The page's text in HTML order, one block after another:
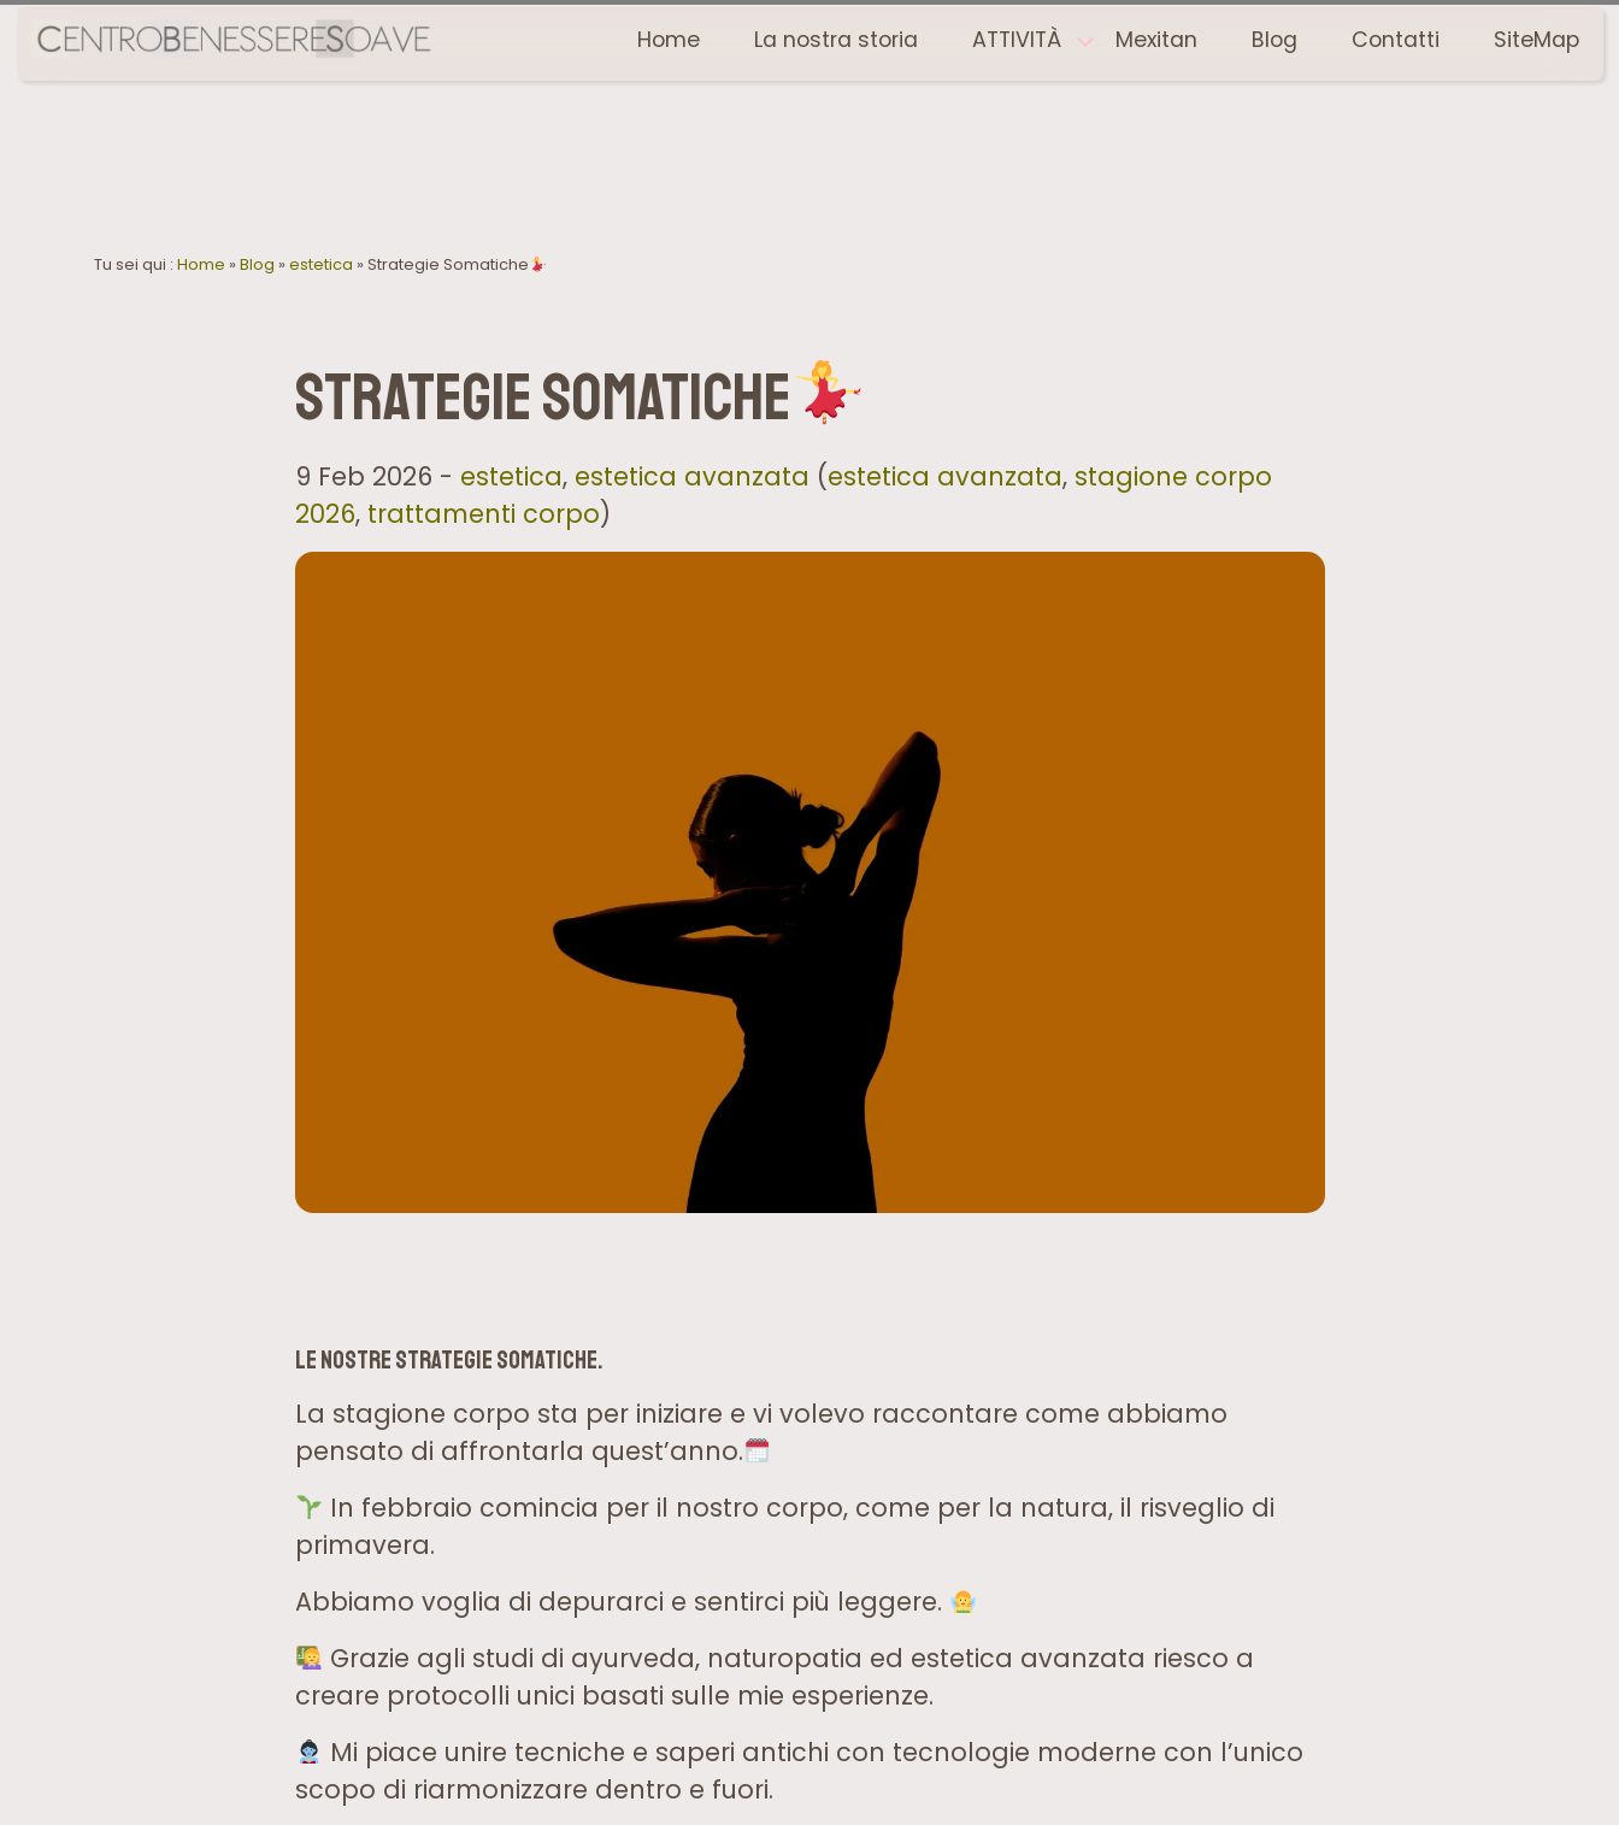
Home La nostra storia ATTIVITÀ Mexitan Blog Contatti SiteMap
Tu sei qui : Home »Blog »estetica »Strategie Somatiche
Strategie Somatiche
9 Feb 2026 - estetica, estetica avanzata (estetica avanzata, stagione corpo
2026, trattamenti corpo)
Le nostre Strategie Somatiche.
La stagione corpo sta per iniziare e vi volevo raccontare come abbiamo
pensato di affrontarla quest’anno.
In febbraio comincia per il nostro corpo, come per la natura, il risveglio di
primavera.
Abbiamo voglia di depurarci e sentirci più leggere.
Grazie agli studi di ayurveda, naturopatia ed estetica avanzata riesco a
creare protocolli unici basati sulle mie esperienze.
Mi piace unire tecniche e saperi antichi con tecnologie moderne con l’unico
scopo di riarmonizzare dentro e fuori.